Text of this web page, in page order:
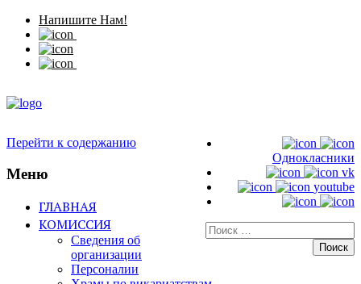
Напишите Нам!
Однокласники
vk
youtube
Искать:
Перейти к содержанию
Меню
ГЛАВНАЯ
КОМИССИЯ
Сведения об
организации
Персоналии